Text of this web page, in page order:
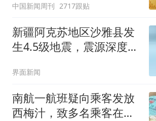
中国新闻周刊 2717跟贴
新疆阿克苏地区沙雅县发
生4.5级地震，震源深度25
界面新闻
南航一航班疑向乘客发放
西梅汁，致多名乘客在飞